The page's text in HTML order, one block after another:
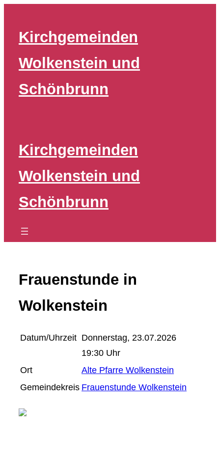
springen
Kirchgemeinden
Wolkenstein und
Schönbrunn
Kirchgemeinden
Wolkenstein und
Schönbrunn
Frauenstunde in
Wolkenstein
Datum/Uhrzeit Donnerstag, 23.07.2026
19:30 Uhr
Ort
Alte Pfarre Wolkenstein
Gemeindekreis Frauenstunde Wolkenstein